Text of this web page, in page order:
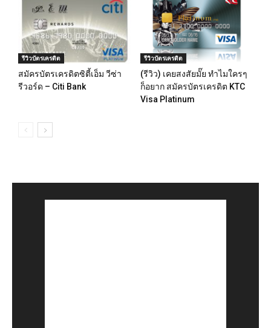
รีวิวบัตรเครดิต
สมัครบัตรเครดิตซิตี้เอ็ม วีซ่า
รีวอร์ด – Citi Bank
รีวิวบัตรเครดิต
(รีวิว) เคยสงสัยมั๊ย ทำไมใครๆ
ก็อยาก สมัครบัตรเครดิต KTC
Visa Platinum